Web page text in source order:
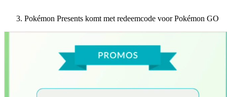
Pokémon Presents komt met redeemcode voor Pokémon GO